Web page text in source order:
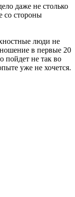
даже не столько
со стороны
люди не
в первые 20
пойдет не так во
уже не хочется.